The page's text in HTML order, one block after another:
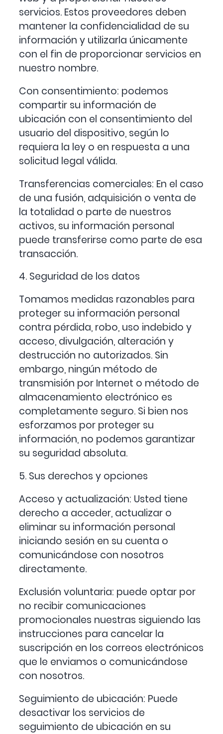
servicios. Estos proveedores deben
mantener la confidencialidad de su
información y utilizarla únicamente
con el fin de proporcionar servicios en
nuestro nombre.
Con consentimiento: podemos
compartir su información de
ubicación con el consentimiento del
usuario del dispositivo, según lo
requiera la ley o en respuesta a una
solicitud legal válida.
Transferencias comerciales: En el caso
de una fusión, adquisición o venta de
la totalidad o parte de nuestros
activos, su información personal
puede transferirse como parte de esa
transacción.
4. Seguridad de los datos
Tomamos medidas razonables para
proteger su información personal
contra pérdida, robo, uso indebido y
acceso, divulgación, alteración y
destrucción no autorizados. Sin
embargo, ningún método de
transmisión por Internet o método de
almacenamiento electrónico es
completamente seguro. Si bien nos
esforzamos por proteger su
información, no podemos garantizar
su seguridad absoluta.
5. Sus derechos y opciones
Acceso y actualización: Usted tiene
derecho a acceder, actualizar o
eliminar su información personal
iniciando sesión en su cuenta o
comunicándose con nosotros
directamente.
Exclusión voluntaria: puede optar por
no recibir comunicaciones
promocionales nuestras siguiendo las
instrucciones para cancelar la
suscripción en los correos electrónicos
que le enviamos o comunicándose
con nosotros.
Seguimiento de ubicación: Puede
desactivar los servicios de
seguimiento de ubicación en su